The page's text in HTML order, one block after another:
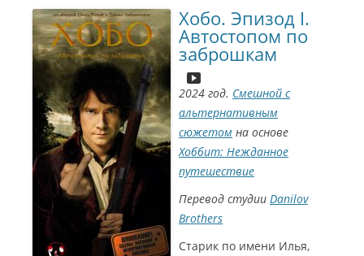
Хобо. Эпизод I.
Автостопом по
заброшкам
2024 год. Смешной с
альтернативным
сюжетом на основе
Хоббит: Нежданное
путешествие
Перевод студии Danilov
Brothers
Старик по имени Илья,